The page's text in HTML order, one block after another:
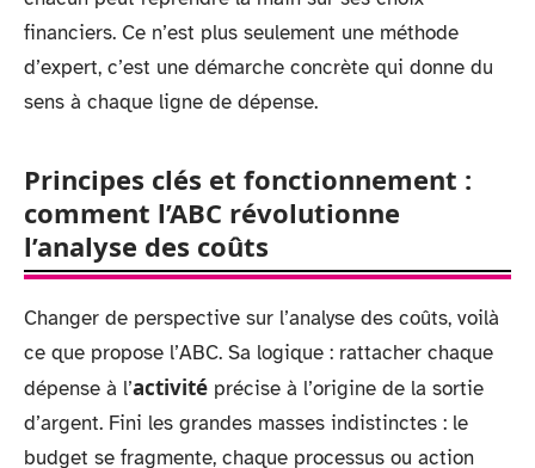
financiers. Ce n’est plus seulement une méthode
d’expert, c’est une démarche concrète qui donne du
sens à chaque ligne de dépense.
Principes clés et fonctionnement :
comment l’ABC révolutionne
l’analyse des coûts
Changer de perspective sur l’analyse des coûts, voilà
ce que propose l’ABC. Sa logique : rattacher chaque
dépense à l’activité précise à l’origine de la sortie
d’argent. Fini les grandes masses indistinctes : le
budget se fragmente, chaque processus ou action